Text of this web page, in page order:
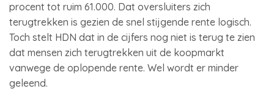
procent tot ruim 61.000. Dat oversluiters zich
terugtrekken is gezien de snel stijgende rente logisch.
Toch stelt HDN dat in de cijfers nog niet is terug te zien
dat mensen zich terugtrekken uit de koopmarkt
vanwege de oplopende rente. Wel wordt er minder
geleend.